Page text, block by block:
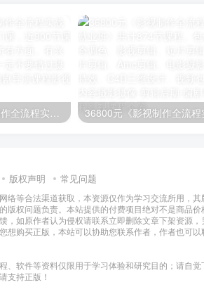
版权声明 常见问题
络等合法渠道获取，本资源仅作为学习交流所用，
版权问题负责。本站提供的付费项目绝对不是商品
，如原作者认为侵权请联系立即删除文章下架资源
想购买正版，本站可以协助您联系作者，作者也可
、软件等资料仅限用于学习体验和研究目的；请自
支持正版！